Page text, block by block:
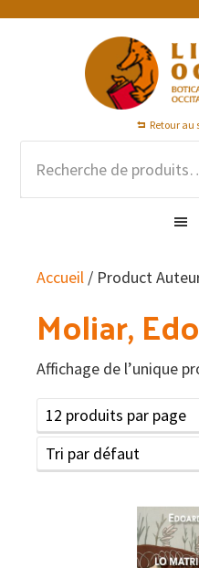
Passer
Passer
Passer
Retour au
Accueil / Product
Moliar,
Affichage de l’unique